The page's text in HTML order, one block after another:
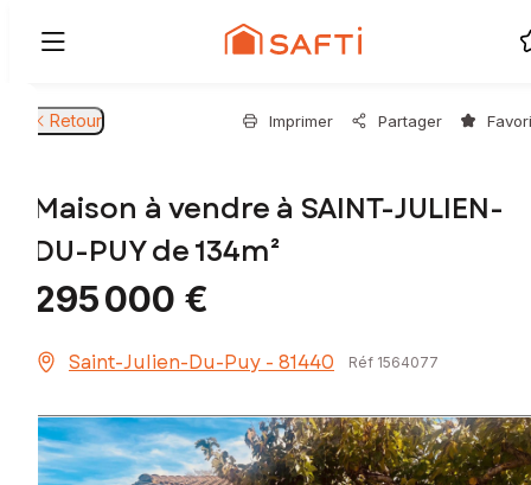
Retour Imprimer Partager
Maison à vendre à SAINT-JULIEN-
DU-PUY de 134m²
295 000 €
Saint-Julien-Du-Puy - 81440 Réf 1564077